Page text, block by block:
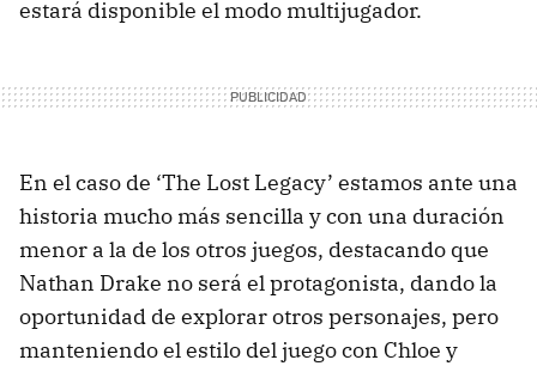
estará disponible el modo multijugador.
En el caso de ‘The Lost Legacy’ estamos ante una
historia mucho más sencilla y con una duración
menor a la de los otros juegos, destacando que
Nathan Drake no será el protagonista, dando la
oportunidad de explorar otros personajes, pero
manteniendo el estilo del juego con Chloe y